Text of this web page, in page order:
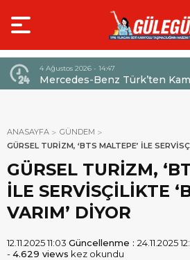
4 Ağustos 2026 - 14:47
Mercedes-Benz Türk’ten
Sözleşmelerinde 36 Aya
ANASAYFA
GÜNDEM
GÜRSEL TURİZM, ‘BTS MALTEPE’ İLE
DİYOR
GÜRSEL TURİZM,
İLE SERVİSÇİLİKTE
VARIM’ DİYOR
12.11.2025 11:03 Güncellenme : 24.11.2025
-4.629 views kez okundu